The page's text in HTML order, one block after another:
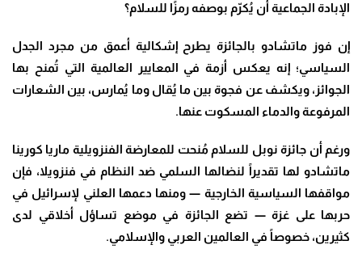
الإبادة الجماعية أن يُكرّم بوصفه رمزًا للسلام؟
إن فوز ماتشادو بالجائزة يطرح إشكالية أعمق من مجرد الجدل
السياسي؛ إنه يعكس أزمة في المعايير العالمية التي تُمنح بها
الجوائز، ويكشف عن فجوة بين ما يُقال وما يُمارس، بين الشعارات
المرفوعة والدماء المسكوت عنها.
ورغم أن جائزة نوبل للسلام مُنحت للمعارضة الفنزويلية ماريا كورينا
ماتشادو لها تقديراً لنضالها السلمي ضد النظام في فنزويلا، فإن
مواقفها السياسية الخارجية — ومنها دعمها العلني لإسرائيل في
حربها على غزة — تضع الجائزة في موضع تساؤل أخلاقي لدى
كثيرين، خصوصاً في العالمين العربي والإسلامي.